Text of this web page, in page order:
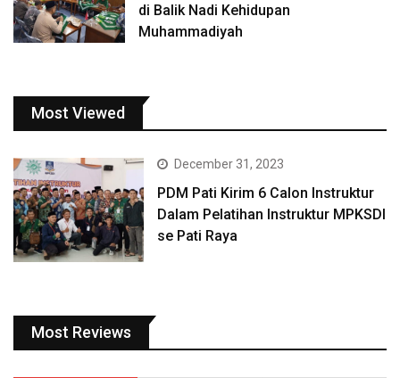
di Balik Nadi Kehidupan
Muhammadiyah
Most Viewed
December 31, 2023
PDM Pati Kirim 6 Calon Instruktur
Dalam Pelatihan Instruktur MPKSDI
se Pati Raya
Most Reviews